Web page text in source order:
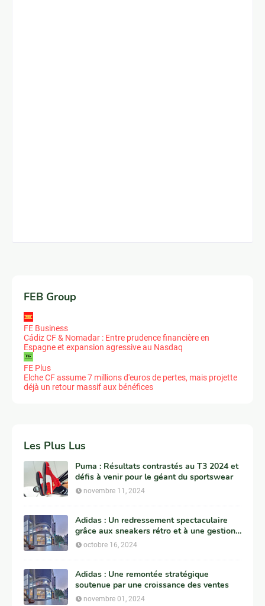
FEB Group
FE Business
Cádiz CF & Nomadar : Entre prudence financière en
Espagne et expansion agressive au Nasdaq
FE Plus
Elche CF assume 7 millions d'euros de pertes, mais projette
déjà un retour massif aux bénéfices
Les Plus Lus
Puma : Résultats contrastés au T3 2024 et
défis à venir pour le géant du sportswear
novembre 11, 2024
Adidas : Un redressement spectaculaire
grâce aux sneakers rétro et à une gestion
clé de Yeezy
octobre 16, 2024
Adidas : Une remontée stratégique
soutenue par une croissance des ventes
novembre 01, 2024